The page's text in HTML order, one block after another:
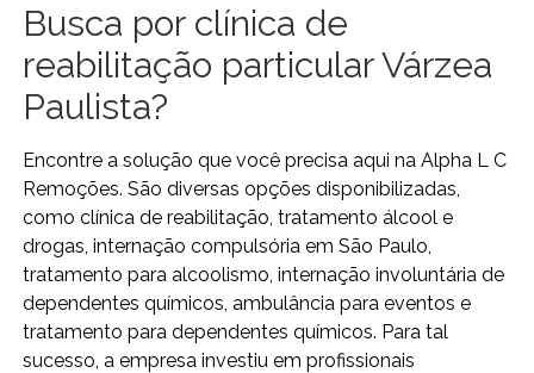
Busca por clínica de
reabilitação particular Várzea
Paulista?
Encontre a solução que você precisa aqui na Alpha L C
Remoções. São diversas opções disponibilizadas,
como clínica de reabilitação, tratamento álcool e
drogas, internação compulsória em São Paulo,
tratamento para alcoolismo, internação involuntária de
dependentes químicos, ambulância para eventos e
tratamento para dependentes químicos. Para tal
sucesso, a empresa investiu em profissionais